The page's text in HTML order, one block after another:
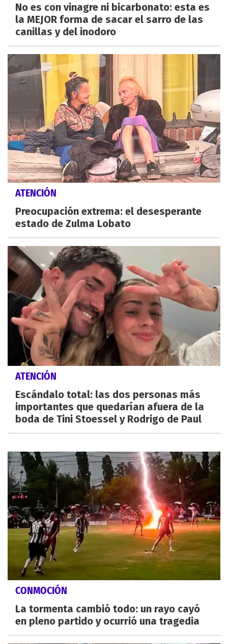
No es con vinagre ni bicarbonato: esta es
la MEJOR forma de sacar el sarro de las
canillas y del inodoro
ATENCIÓN
Preocupación extrema: el desesperante
estado de Zulma Lobato
ATENCIÓN
Escándalo total: las dos personas más
importantes que quedarían afuera de la
boda de Tini Stoessel y Rodrigo de Paul
CONMOCIÓN
La tormenta cambió todo: un rayo cayó
en pleno partido y ocurrió una tragedia